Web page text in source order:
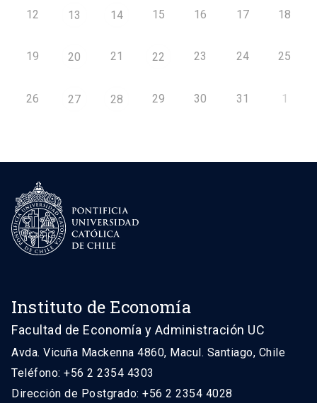
12 13 14 15 16 17 18
19 20 21 22 23 24 25
26 27 28 29 30 31 1
Instituto de Economía
Facultad de Economía y Administración UC
Avda. Vicuña Mackenna 4860, Macul. Santiago, Chile
Teléfono: +56 2 2354 4303
Dirección de Postgrado: +56 2 2354 4028